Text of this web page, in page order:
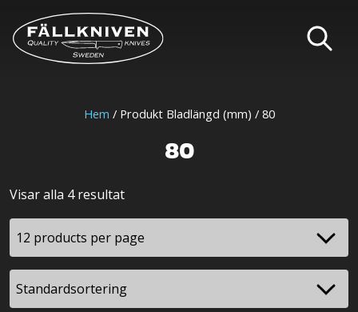
Hem / Produkt Bladlängd (mm) / 80
80
Visar alla 4 resultat